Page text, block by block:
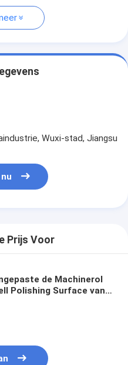
Wuxi-stad, Jiangsu
Prijs Voor
de Machinerol
Polishing Surface van